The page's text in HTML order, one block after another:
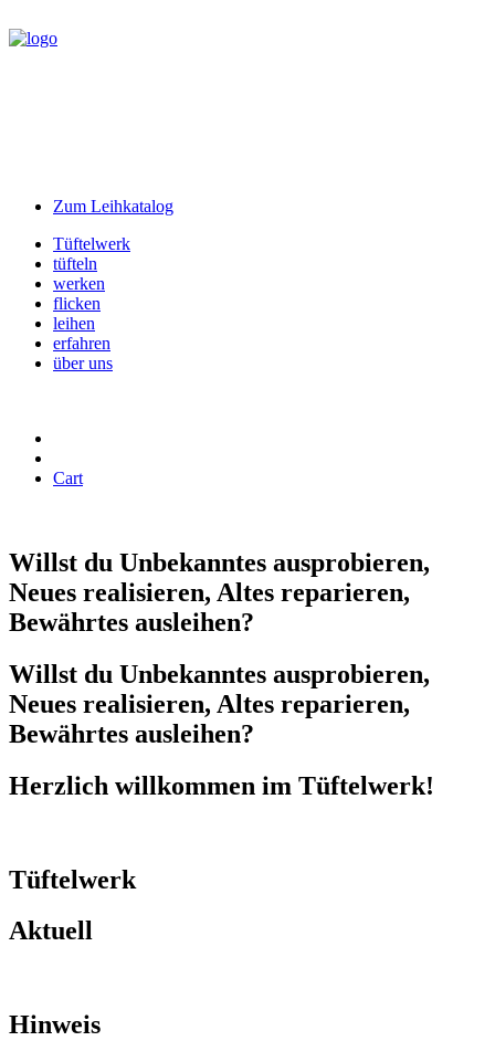
Zum Leihkatalog
Tüftelwerk
tüfteln
werken
flicken
leihen
erfahren
über uns
Cart
Willst du Unbekanntes ausprobieren,
Neues realisieren, Altes reparieren,
Bewährtes ausleihen?
Willst du Unbekanntes ausprobieren,
Neues realisieren, Altes reparieren,
Bewährtes ausleihen?
Herzlich willkommen im Tüftelwerk!
Tüftelwerk
Aktuell
Hinweis